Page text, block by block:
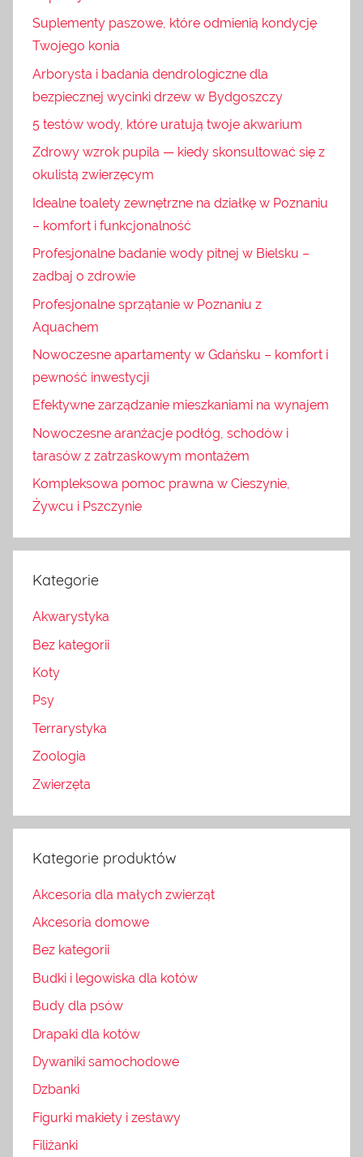
Suplementy paszowe, które odmienią kondycję
Twojego konia
Arborysta i badania dendrologiczne dla
bezpiecznej wycinki drzew w Bydgoszczy
5 testów wody, które uratują twoje akwarium
Zdrowy wzrok pupila — kiedy skonsultować się z
okulistą zwierzęcym
Idealne toalety zewnętrzne na działkę w Poznaniu
– komfort i funkcjonalność
Profesjonalne badanie wody pitnej w Bielsku –
zadbaj o zdrowie
Profesjonalne sprzątanie w Poznaniu z
Aquachem
Nowoczesne apartamenty w Gdańsku – komfort i
pewność inwestycji
Efektywne zarządzanie mieszkaniami na wynajem
Nowoczesne aranżacje podłóg, schodów i
tarasów z zatrzaskowym montażem
Kompleksowa pomoc prawna w Cieszynie,
Żywcu i Pszczynie
Kategorie
Akwarystyka
Bez kategorii
Koty
Psy
Terrarystyka
Zoologia
Zwierzęta
Kategorie produktów
Akcesoria dla małych zwierząt
Akcesoria domowe
Bez kategorii
Budki i legowiska dla kotów
Budy dla psów
Drapaki dla kotów
Dywaniki samochodowe
Dzbanki
Figurki makiety i zestawy
Filiżanki